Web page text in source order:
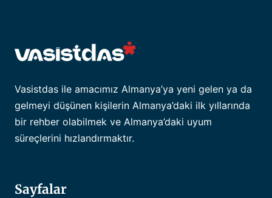
Vasistdas ile amacımız Almanya’ya yeni gelen ya da
gelmeyi düşünen kişilerin Almanya’daki ilk yıllarında
bir rehber olabilmek ve Almanya’daki uyum
süreçlerini hızlandırmaktır.
Sayfalar